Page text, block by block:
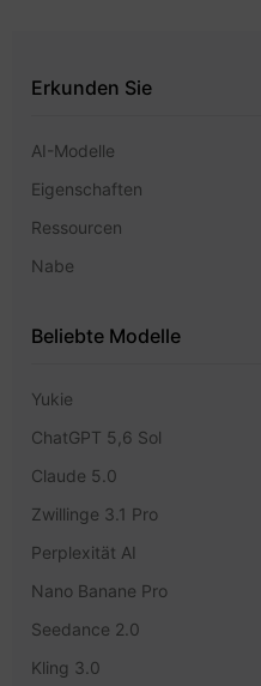
Erkunden Sie
AI-Modelle
Eigenschaften
Ressourcen
Nabe
Beliebte Modelle
Yukie
ChatGPT 5,6 Sol
Claude 5.0
Zwillinge 3.1 Pro
Perplexität AI
Nano Banane Pro
Seedance 2.0
Kling 3.0